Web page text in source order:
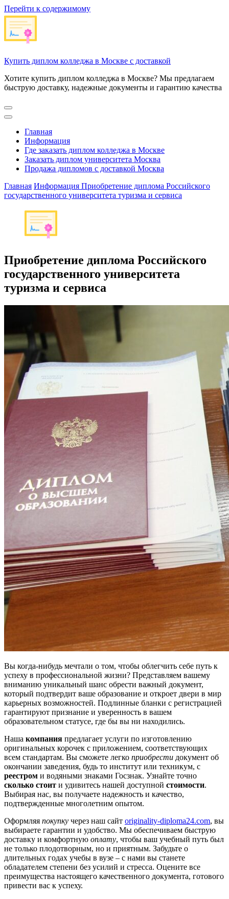
Перейти к содержимому
Купить диплом колледжа в Москве с доставкой
Хотите купить диплом колледжа в Москве? Мы предлагаем
быструю доставку, надежные документы и гарантию качества
Главная
Информация
Где заказать диплом колледжа в Москве
Заказать диплом университета Москва
Продажа дипломов с доставкой Москва
Главная Информация Приобретение диплома Российского
государственного университета туризма и сервиса
Приобретение диплома Российского
государственного университета
туризма и сервиса
Вы когда-нибудь мечтали о том, чтобы облегчить себе путь к
успеху в профессиональной жизни? Представляем вашему
вниманию уникальный шанс обрести важный документ,
который подтвердит ваше образование и откроет двери в мир
карьерных возможностей. Подлинные бланки с регистрацией
гарантируют признание и уверенность в вашем
образовательном статусе, где бы вы ни находились.
Наша компания предлагает услуги по изготовлению
оригинальных корочек с приложением, соответствующих
всем стандартам. Вы сможете легко приобрести документ об
окончании заведения, будь то институт или техникум, с
реестром и водяными знаками Госзнак. Узнайте точно
сколько стоит и удивитесь нашей доступной стоимости.
Выбирая нас, вы получаете надежность и качество,
подтвержденные многолетним опытом.
Оформляя покупку через наш сайт originality-diploma24.com, вы
выбираете гарантии и удобство. Мы обеспечиваем быструю
доставку и комфортную оплату, чтобы ваш учебный путь был
не только плодотворным, но и приятным. Забудьте о
длительных годах учебы в вузе – с нами вы станете
обладателем степени без усилий и стресса. Оцените все
преимущества настоящего качественного документа, готового
привести вас к успеху.